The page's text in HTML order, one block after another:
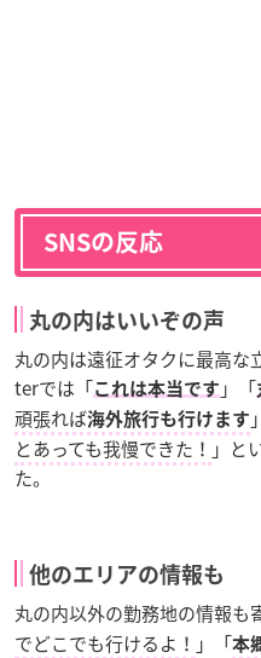
SNSの反応
丸の内はいいぞの声
丸の内は遠征オタクに最高
terでは「これは本当です 」「
頑張れば海外旅行も行けます
とあっても我慢できた！ 」と
た。
他のエリアの情報も
丸の内以外の勤務地の情報も
でどこでも行けるよ！ 」「本